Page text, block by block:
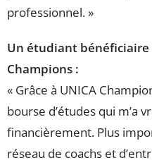
professionnel. »
Un étudiant bénéficiaire
Champions :
« Grâce à UNICA
bourse d’études qui m’a
financièrement. Plus
réseau de coachs et